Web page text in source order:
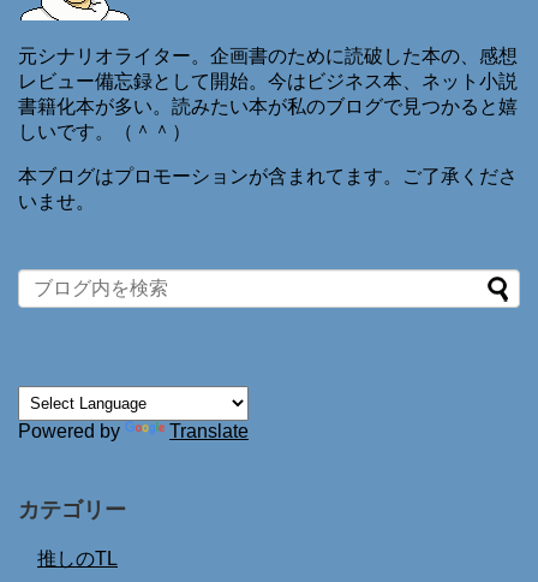
元シナリオライター。企画書のために読破した本の、感想
レビュー備忘録として開始。今はビジネス本、ネット小説
書籍化本が多い。読みたい本が私のブログで見つかると嬉
しいです。（＾＾）
本ブログはプロモーションが含まれてます。ご了承くださ
いませ。
Powered by Translate
カテゴリー
推しのTL